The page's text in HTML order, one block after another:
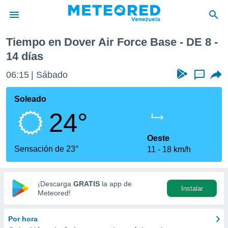
de
por
para
que se
calidad.
las
y
forma
basada
Tiempo en Dover Air Force Base - DE 8 -
14 días
06:15 Sábado ...
Soleado
24°
Sensación de 23°
Oeste
11
18 km/h
¡Descarga GRATIS la app de
Meteored!
Instalar
Por hora